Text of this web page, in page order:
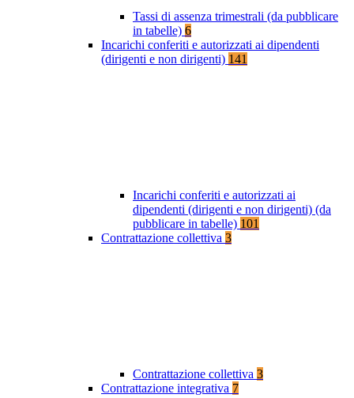
Tassi di assenza trimestrali (da pubblicare
in tabelle) 6
Incarichi conferiti e autorizzati ai dipendenti
(dirigenti e non dirigenti) 141
Incarichi conferiti e autorizzati ai
dipendenti (dirigenti e non dirigenti) (da
pubblicare in tabelle) 101
Contrattazione collettiva 3
Contrattazione collettiva 3
Contrattazione integrativa 7